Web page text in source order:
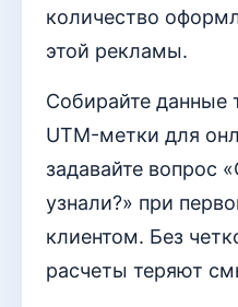
количество
этой рекламы.
Собирайте данные
UTM-метки для
задавайте вопрос
узнали?» при
клиентом. Без
расчеты теряют